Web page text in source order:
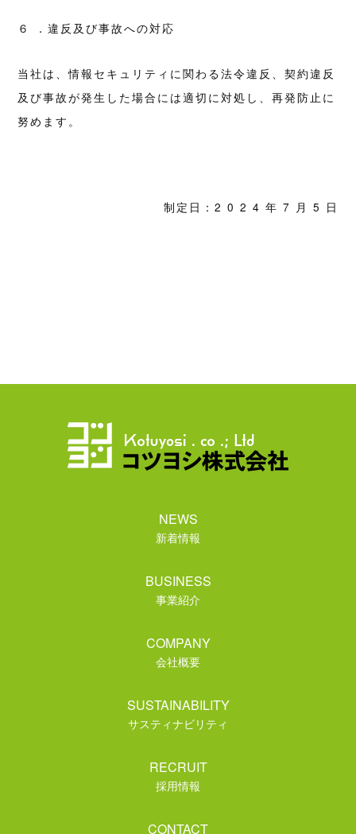
６ ．違反及び事故への対応
当社は、情報セキュリティに関わる法令違反、契約違反
及び事故が発生した場合には適切に対処し、再発防止に
努めます。
制定日：2 0 2 4 年 7 月 5 日
NEWS
新着情報
BUSINESS
事業紹介
COMPANY
会社概要
SUSTAINABILITY
サスティナビリティ
RECRUIT
採用情報
CONTACT